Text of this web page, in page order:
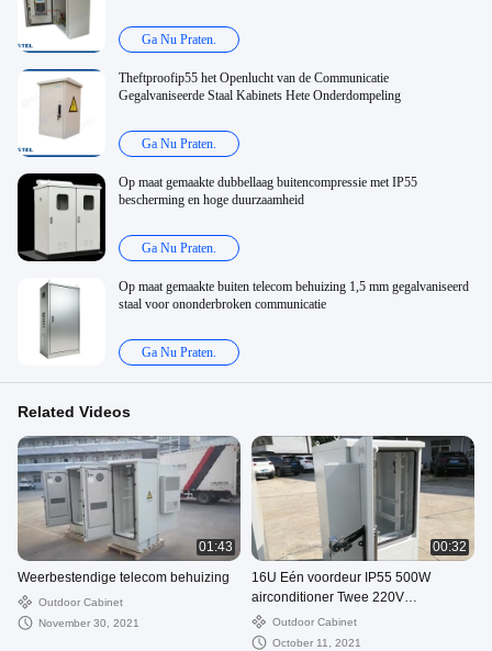
Ga Nu Praten.
Theftproofip55 het Openlucht van de Communicatie
Gegalvaniseerde Staal Kabinets Hete Onderdompeling
Ga Nu Praten.
Op maat gemaakte dubbellaag buitencompressie met IP55
bescherming en hoge duurzaamheid
Ga Nu Praten.
Op maat gemaakte buiten telecom behuizing 1,5 mm gegalvaniseerd
staal voor ononderbroken communicatie
Ga Nu Praten.
Related Videos
01:43
Weerbestendige telecom behuizing
Outdoor Cabinet
November 30, 2021
00:32
16U Eén voordeur IP55 500W
airconditioner Twee 220V
ventilatoren Outdoor
telecombehuizing
Outdoor Cabinet
October 11, 2021